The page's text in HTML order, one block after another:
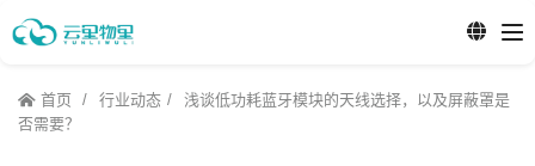
首页 行业动态
浅谈低功耗蓝牙模块的天线选择，以及屏蔽罩是
否需要？